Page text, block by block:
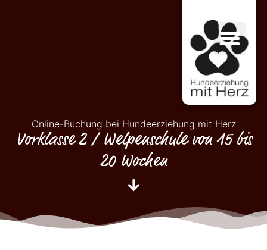
Online-Buchung bei Hundeerziehung mit Herz
Vorklasse 2 / Welpenschule von 15 bis
20 Wochen